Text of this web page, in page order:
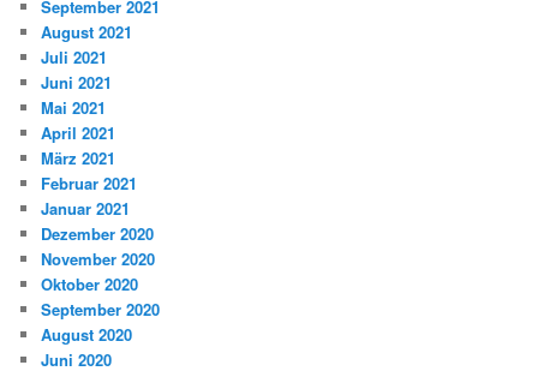
September 2021
August 2021
Juli 2021
Juni 2021
Mai 2021
April 2021
März 2021
Februar 2021
Januar 2021
Dezember 2020
November 2020
Oktober 2020
September 2020
August 2020
Juni 2020